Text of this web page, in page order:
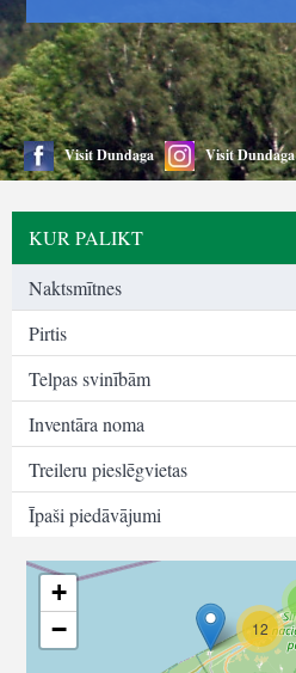
Visit Dundaga Visit Dundaga
KUR PALIKT
Naktsmītnes
Pirtis
Telpas svinībām
Inventāra noma
Treileru pieslēgvietas
Īpaši piedāvājumi
12
+
−